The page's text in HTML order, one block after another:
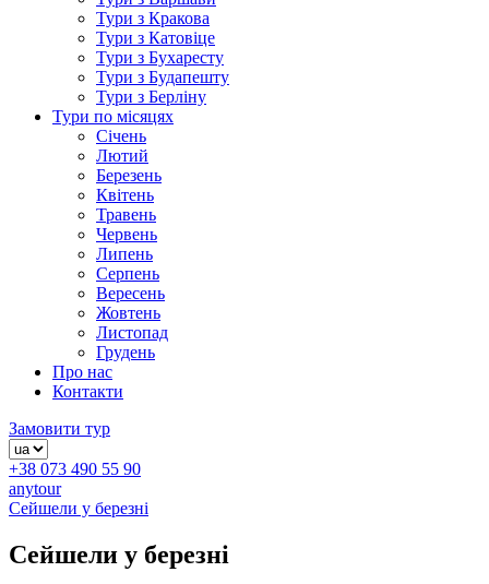
Тури з Кракова
Тури з Катовіце
Тури з Бухаресту
Тури з Будапешту
Тури з Берліну
Тури по місяцях
Січень
Лютий
Березень
Квітень
Травень
Червень
Липень
Серпень
Вересень
Жовтень
Листопад
Грудень
Про нас
Контакти
Замовити тур
+38 073 490 55 90
anytour
Сейшели у березні
Сейшели у березні